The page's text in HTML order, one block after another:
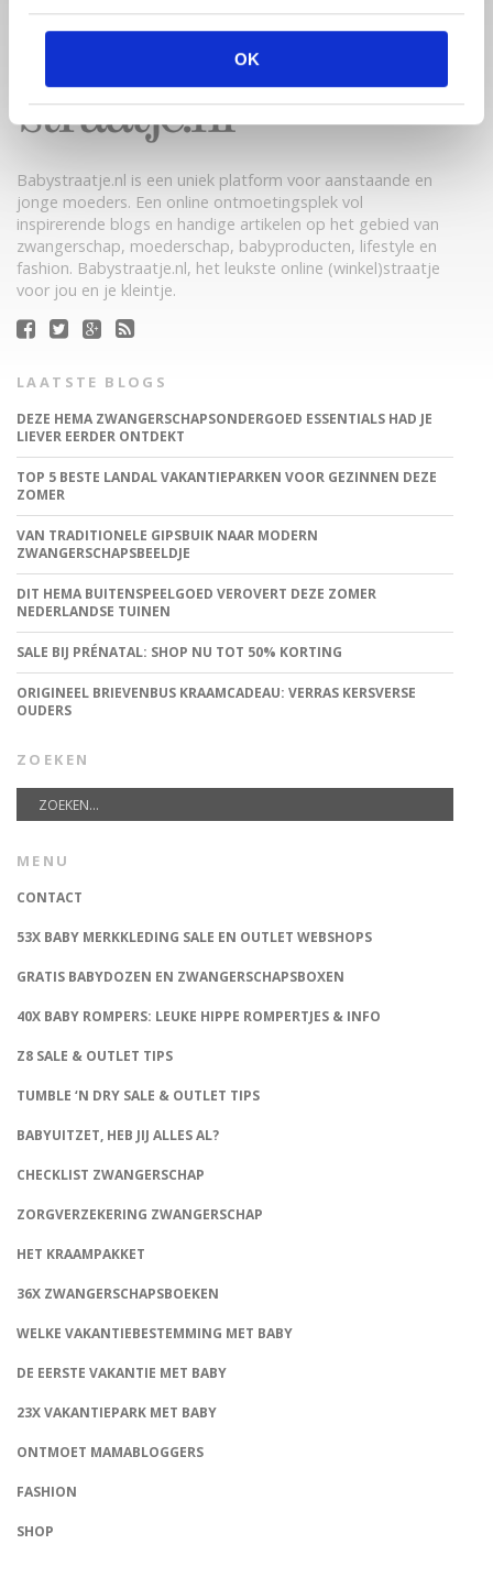
OK
Babystraatje.nl is een uniek platform voor aanstaande en
jonge moeders. Een online ontmoetingsplek vol
inspirerende blogs en handige artikelen op het gebied van
zwangerschap, moederschap, babyproducten, lifestyle en
fashion. Babystraatje.nl, het leukste online (winkel)straatje
voor jou en je kleintje.
LAATSTE BLOGS
DEZE HEMA ZWANGERSCHAPSONDERGOED ESSENTIALS HAD JE
LIEVER EERDER ONTDEKT
TOP 5 BESTE LANDAL VAKANTIEPARKEN VOOR GEZINNEN DEZE
ZOMER
VAN TRADITIONELE GIPSBUIK NAAR MODERN
ZWANGERSCHAPSBEELDJE
DIT HEMA BUITENSPEELGOED VEROVERT DEZE ZOMER
NEDERLANDSE TUINEN
SALE BIJ PRÉNATAL: SHOP NU TOT 50% KORTING
ORIGINEEL BRIEVENBUS KRAAMCADEAU: VERRAS KERSVERSE
OUDERS
ZOEKEN
MENU
CONTACT
53X BABY MERKKLEDING SALE EN OUTLET WEBSHOPS
GRATIS BABYDOZEN EN ZWANGERSCHAPSBOXEN
40X BABY ROMPERS: LEUKE HIPPE ROMPERTJES & INFO
Z8 SALE & OUTLET TIPS
TUMBLE ‘N DRY SALE & OUTLET TIPS
BABYUITZET, HEB JIJ ALLES AL?
CHECKLIST ZWANGERSCHAP
ZORGVERZEKERING ZWANGERSCHAP
HET KRAAMPAKKET
36X ZWANGERSCHAPSBOEKEN
WELKE VAKANTIEBESTEMMING MET BABY
DE EERSTE VAKANTIE MET BABY
23X VAKANTIEPARK MET BABY
ONTMOET MAMABLOGGERS
FASHION
SHOP